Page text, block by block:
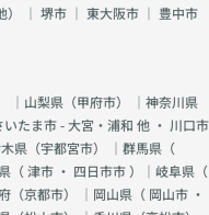
｜ 堺市 ｜ 東大阪市 ｜ 豊中市
｜山梨県（甲府市） ｜神奈川県
いたま市 - 大宮・浦和 他 ・ 川口市
県（宇都宮市） ｜群馬県（
（津市 ・ 四日市市）｜岐阜県（
（京都市） ｜岡山県（ 岡山市 ・